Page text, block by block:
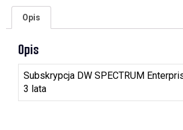
Opis
Opis
Subskrypcja DW SPECTRUM
3 lata